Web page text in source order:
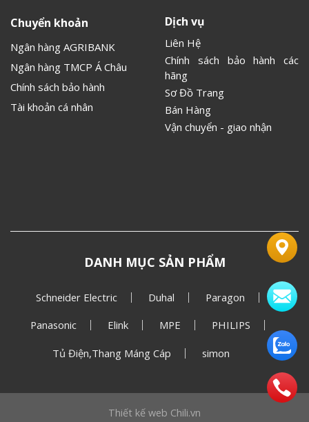
Chuyển khoản
Ngân hàng AGRIBANK
Ngân hàng TMCP Á Châu
Chính sách bảo hành
Tài khoản cá nhân
Dịch vụ
Liên Hệ
Chính sách bảo hành các
hãng
Sơ Đồ Trang
Bán Hàng
Vận chuyển - giao nhận
DANH MỤC SẢN PHẨM
Schneider Electric Duhal Paragon
Panasonic Elink MPE PHILIPS
Tủ Điện,Thang Máng Cáp simon
Thiết kế web Chili.vn